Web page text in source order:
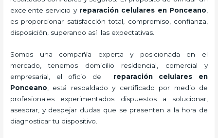
excelente servicio y reparación celulares en Ponceano
es proporcionar satisfacción total, compromiso, confianza,
disposición, superando así las expectativas.
Somos una compañía experta y posicionada en el
mercado, tenemos domicilio residencial, comercial y
empresarial, el oficio de reparación celulares en
Ponceano , está respaldado y certificado por medio de
profesionales experimentados dispuestos a solucionar,
asesorar, y despejar dudas que se presenten a la hora de
diagnosticar tu dispositivo.